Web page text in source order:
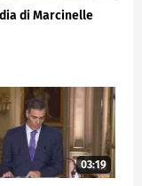
di Marcinelle
03:19